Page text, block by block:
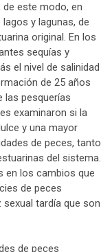
este modo, en
y lagunas, de
original. En los
sequías y
el nivel de salinidad
de 25 años
las pesquerías
examinaron si la
y una mayor
de peces, tanto
del sistema.
en los cambios que
de peces
tardía que son
de peces